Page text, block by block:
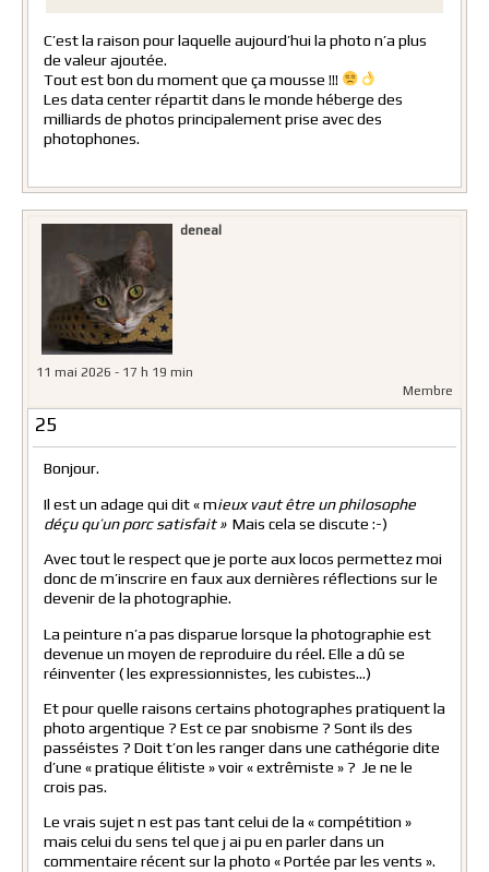
C’est la raison pour laquelle aujourd’hui la photo n’a plus
de valeur ajoutée.
Tout est bon du moment que ça mousse !!!
Les data center répartit dans le monde héberge des
milliards de photos principalement prise avec des
photophones.
deneal
11 mai 2026 - 17 h 19 min
Membre
25
Bonjour.
Il est un adage qui dit « mieux vaut être un philosophe
déçu qu’un porc satisfait »Mais cela se discute :-)
Avec tout le respect que je porte aux locos permettez moi
donc de m’inscrire en faux aux dernières réflections sur le
devenir de la photographie.
La peinture n’a pas disparue lorsque la photographie est
devenue un moyen de reproduire du réel. Elle a dû se
réinventer ( les expressionnistes, les cubistes…)
Et pour quelle raisons certains photographes pratiquent la
photo argentique ? Est ce par snobisme ? Sont ils des
passéistes ? Doit t’on les ranger dans une cathégorie dite
d’une « pratique élitiste » voir « extrêmiste » ? Je ne le
crois pas.
Le vrais sujet n est pas tant celui de la « compétition »
mais celui du sens tel que j ai pu en parler dans un
commentaire récent sur la photo « Portée par les vents ».